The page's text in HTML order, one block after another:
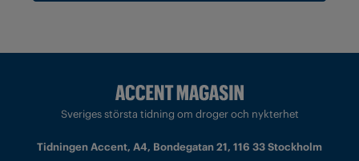
Sveriges största tidning om droger och nykterhet
Tidningen Accent, A4, Bondegatan 21, 116 33 Stockholm